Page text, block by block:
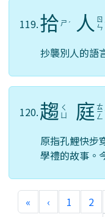
119.拾 ㄕ ˊ 人 ㄖ
ㄣ
抄襲別人的語
120.趨 ㄑ
庭 ㄊ
ㄧ
ㄥ
原指孔鯉快步
學禮的故事。
« ‹ 1 2